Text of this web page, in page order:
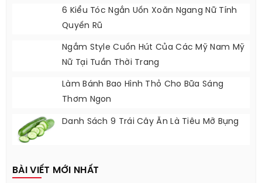
6 Kiểu Tóc Ngắn Uốn Xoăn Ngang Nữ Tính
Quyến Rũ
Ngắm Style Cuốn Hút Của Các Mỹ Nam Mỹ
Nữ Tại Tuần Thời Trang
Làm Bánh Bao Hình Thỏ Cho Bữa Sáng
Thơm Ngon
Danh Sách 9 Trái Cây Ăn Là Tiêu Mỡ Bụng
BÀI VIẾT MỚI NHẤT